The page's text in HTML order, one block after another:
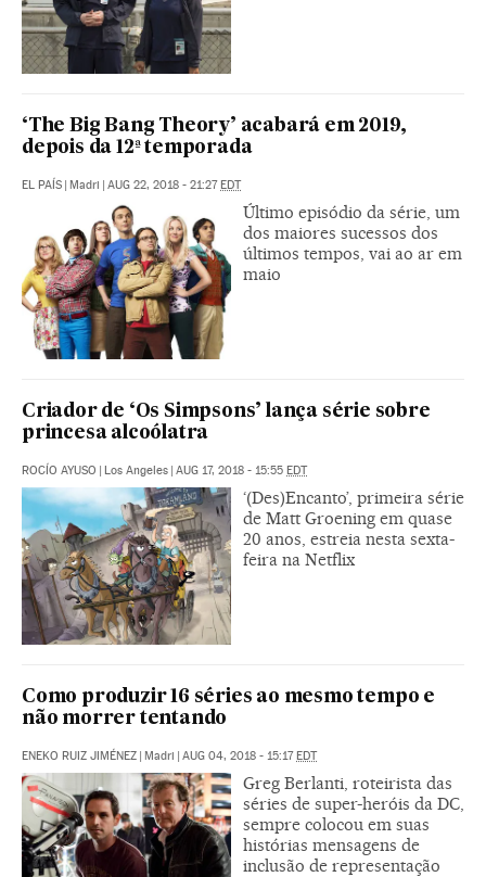
‘The Big Bang Theory’ acabará em 2019,
depois da 12ª temporada
EL PAÍS | Madri | AUG 22, 2018 - 21:27EDT
Último episódio da série, um
dos maiores sucessos dos
últimos tempos, vai ao ar em
maio
Criador de ‘Os Simpsons’ lança série sobre
princesa alcoólatra
ROCÍO AYUSO | Los Angeles | AUG 17, 2018 - 15:55 EDT
‘(Des)Encanto’, primeira série
de Matt Groening em quase
20 anos, estreia nesta sexta-
feira na Netflix
Como produzir 16 séries ao mesmo tempo e
não morrer tentando
ENEKO RUIZ JIMÉNEZ | Madri | AUG 04, 2018 - 15:17EDT
Greg Berlanti, roteirista das
séries de super-heróis da DC,
sempre colocou em suas
histórias mensagens de
inclusão de representação